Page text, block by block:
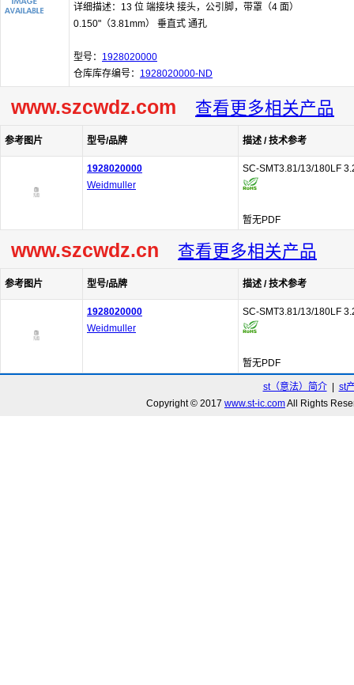
详细描述：13 位 端接块 接头，公引脚，带罩（4 面）
0.150"（3.81mm） 垂直式 通孔
型号： 1928020000
仓库库存编号： 1928020000-ND
www.szcwdz.com 查看更多相关产品
参考图片 型号/品牌 描述 / 技术参考
1928020000
Weidmuller
SC-SMT3.81/13/180LF
暂无PDF
www.szcwdz.cn 查看更多相关产品
参考图片 型号/品牌 描述 / 技术参考
1928020000
Weidmuller
SC-SMT3.81/13/180LF
暂无PDF
st（意法）简介| st
Copyright © 2017 www.st-ic.comAll Rights